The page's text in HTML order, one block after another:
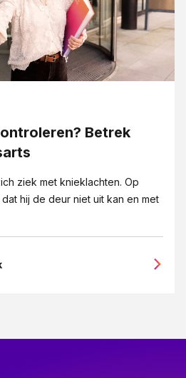
Betrek
ziek met knieklachten. Op
hij de deur niet uit kan en met